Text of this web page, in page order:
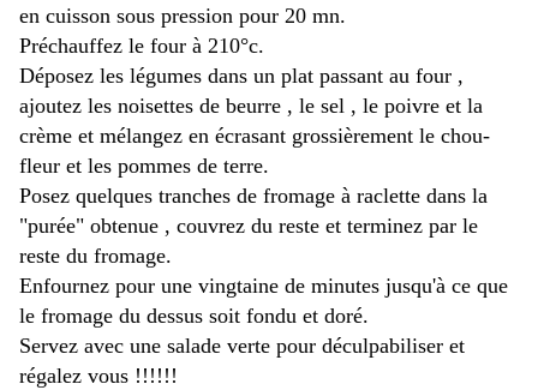
en cuisson sous pression pour 20 mn.
Préchauffez le four à 210°c.
Déposez les légumes dans un plat passant au four ,
ajoutez les noisettes de beurre , le sel , le poivre et la
crème et mélangez en écrasant grossièrement le chou-
fleur et les pommes de terre.
Posez quelques tranches de fromage à raclette dans la
"purée" obtenue , couvrez du reste et terminez par le
reste du fromage.
Enfournez pour une vingtaine de minutes jusqu'à ce que
le fromage du dessus soit fondu et doré.
Servez avec une salade verte pour déculpabiliser et
régalez vous !!!!!!